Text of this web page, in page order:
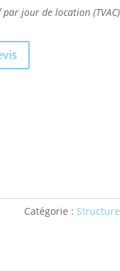
jour de location (TVAC)
Catégorie : Structure